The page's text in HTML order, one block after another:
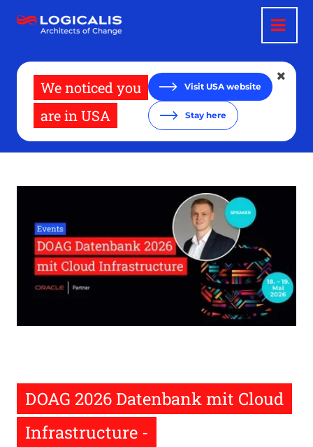
zum
Inhalt
We noticed you
are in USA
Visit USA website
Stay here
DOAG 2026 Datenbank mit Cloud
Infrastructure -